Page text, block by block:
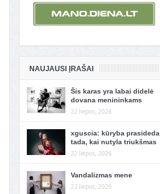
NAUJAUSI ĮRAŠAI
Šis karas yra labai didelė
dovana menininkams
22 liepos, 2026
xguscia: kūryba prasideda
tada, kai nutyla triukšmas
22 liepos, 2026
Vandalizmas mene
22 liepos, 2026